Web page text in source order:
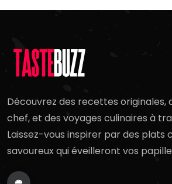
Découvrez des recettes originales,
chef, et des voyages culinaires à
Laissez-vous inspirer par des plats
savoureux qui éveilleront vos